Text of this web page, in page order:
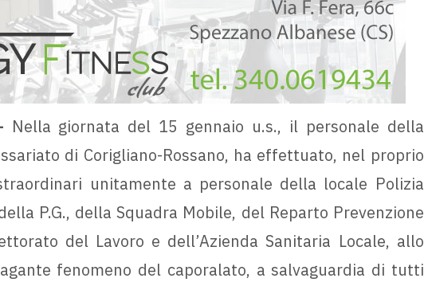
Nella giornata del 15 gennaio u.s., il personale della
di Corigliano-Rossano, ha effettuato, nel proprio
unitamente a personale della locale Polizia
P.G., della Squadra Mobile, del Reparto Prevenzione
del Lavoro e dell’Azienda Sanitaria Locale, allo
fenomeno del caporalato, a salvaguardia di tutti